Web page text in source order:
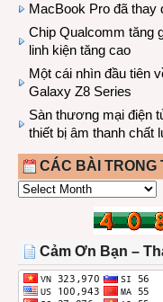
MacBook Pro đã thay
Chip Qualcomm tăng
linh kiện tăng cao
Một cái nhìn đầu tiên
Galaxy Z8 Series
Sàn thương mại điện
thiết bị âm thanh chất
CÁC BÀI TRONG
CÁC
THÁNG
Cảm Ơn Bạn –